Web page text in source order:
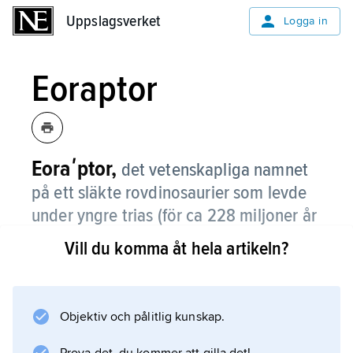
Uppslagsverket Logga in
Eoraptor
Eoraʹptor, det vetenskapliga namnet
på ett släkte rovdinosaurier som levde
under yngre trias (för ca 228 miljoner år
sedan) i Sydamerika.
, som var 1,2 m lång och troligen vägde 4–5
Vill du komma åt hela artikeln?
Objektiv och pålitlig kunskap.